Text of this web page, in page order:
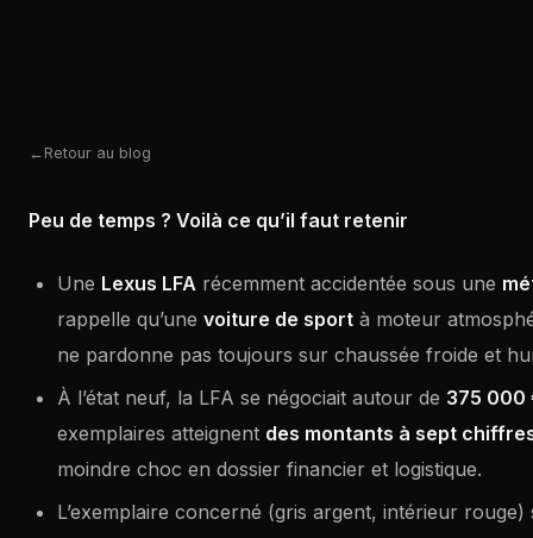
Retour au blog
Peu de temps ? Voilà ce qu’il faut retenir
Une Lexus LFA récemment accidentée sous une
rappelle qu’une voiture de sport à moteur
ne pardonne pas toujours sur chaussée froide et
À l’état neuf, la LFA se négociait autour de 375 000
exemplaires atteignent des montants à sept
moindre choc en dossier financier et logistique.
L’exemplaire concerné (gris argent, intérieur